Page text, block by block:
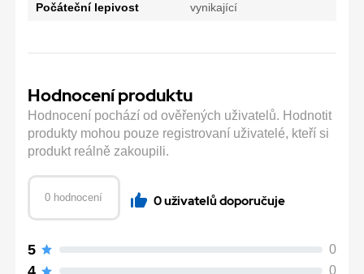
Počáteční lepivost vynikající
Hodnocení produktu
Hodnocení pochází od ověřených uživatelů. Hodnotit
produkty mohou pouze registrovaní uživatelé, kteří si
produkt reálně zakoupili.
0 hodnocení 0 uživatelů doporučuje
5 0
0